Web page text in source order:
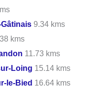
9.34 kms
kms
11.73 kms
Loing 15.14 kms
le-Bied 16.64 kms